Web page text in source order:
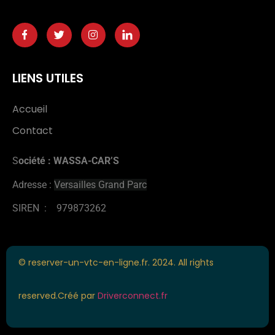
LIENS UTILES
Accueil
Contact
Société : WASSA-CAR’S
Adresse : Versailles Grand Parc
SIREN : 979873262
© reserver-un-vtc-en-ligne.fr. 2024. All rights
reserved.Créé par Driverconnect.fr